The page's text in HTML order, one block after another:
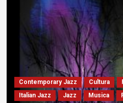
Contemporary Jazz Cultura
Italian Jazz
Jazz Musica